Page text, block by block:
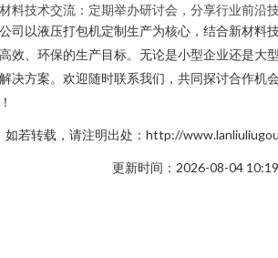
料技术交流：定期举办研讨会，分享行业前沿
司以液压打包机定制生产为核心，结合新材料
效、环保的生产目标。无论是小型企业还是大
决方案。欢迎随时联系我们，共同探讨合作机
如若转载，请注明出处：http://
更新时间：2026-08-04